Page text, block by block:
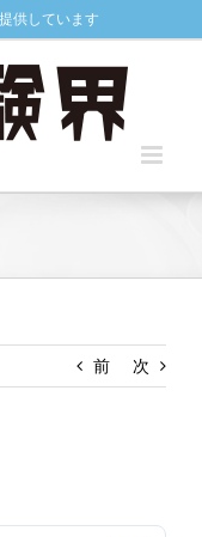
供しています
前 次